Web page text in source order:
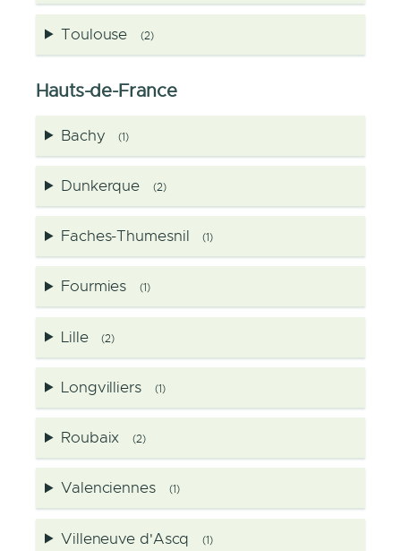
Toulouse (2)
Hauts-de-France
Bachy (1)
Dunkerque (2)
Faches-Thumesnil (1)
Fourmies (1)
Lille (2)
Longvilliers (1)
Roubaix (2)
Valenciennes (1)
Villeneuve d'Ascq (1)